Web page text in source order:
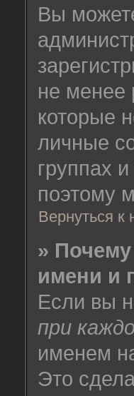
Вы
не менее
которые
личные
группах
поэтому
Вернуться к
»
имени и
Если вы
при
именем
Это